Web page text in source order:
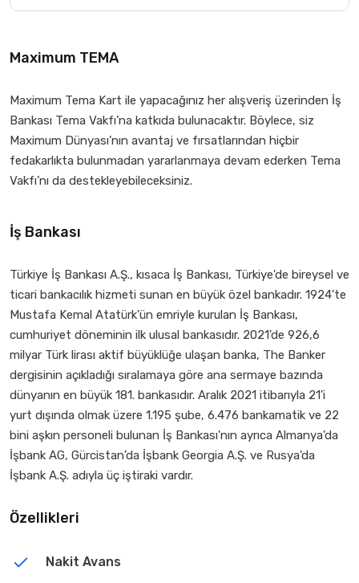
Maximum TEMA
Maximum Tema Kart ile yapacağınız her alışveriş üzerinden İş
Bankası Tema Vakfı’na katkıda bulunacaktır. Böylece, siz
Maximum Dünyası’nın avantaj ve fırsatlarından hiçbir
fedakarlıkta bulunmadan yararlanmaya devam ederken Tema
Vakfı’nı da destekleyebileceksiniz.
İş Bankası
Türkiye İş Bankası A.Ş., kısaca İş Bankası, Türkiye'de bireysel ve
ticari bankacılık hizmeti sunan en büyük özel bankadır. 1924'te
Mustafa Kemal Atatürk'ün emriyle kurulan İş Bankası,
cumhuriyet döneminin ilk ulusal bankasıdır. 2021'de 926,6
milyar Türk lirası aktif büyüklüğe ulaşan banka, The Banker
dergisinin açıkladığı sıralamaya göre ana sermaye bazında
dünyanın en büyük 181. bankasıdır. Aralık 2021 itibarıyla 21'i
yurt dışında olmak üzere 1.195 şube, 6.476 bankamatik ve 22
bini aşkın personeli bulunan İş Bankası'nın ayrıca Almanya'da
İşbank AG, Gürcistan'da İşbank Georgia A.Ş. ve Rusya'da
İşbank A.Ş. adıyla üç iştiraki vardır.
Özellikleri
Nakit Avans